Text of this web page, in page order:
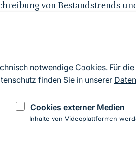
notwendige Cookies. Für
finden Sie in unserer
Cookies externer Medien
Inhalte von Videoplattformen
von Bestandstrends
verbessern lässt. Die
Zoologen, Freilandökologen